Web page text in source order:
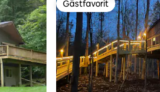
Gästfavorit
Gästfavorit